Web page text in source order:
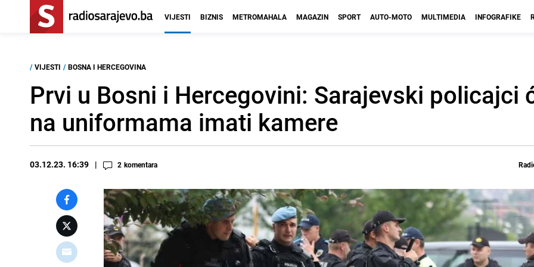
VIJESTI BIZNIS METROMAHALA MAGAZIN SPORT AUTO-MOTO MULTIMEDIA INFOGRAFIKE
/ VIJESTI / BOSNA I HERCEGOVINA
Prvi u Bosni i Hercegovini: Sarajevski policajci
na uniformama imati kamere
03.12.23. 16:39 2 komentara